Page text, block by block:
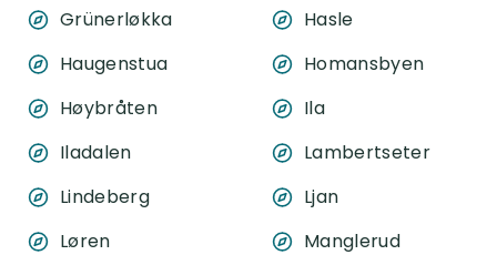
Grünerløkka
Hasle
Haugenstua
Homansbyen
Høybråten
Ila
Iladalen
Lambertseter
Lindeberg
Ljan
Løren
Manglerud